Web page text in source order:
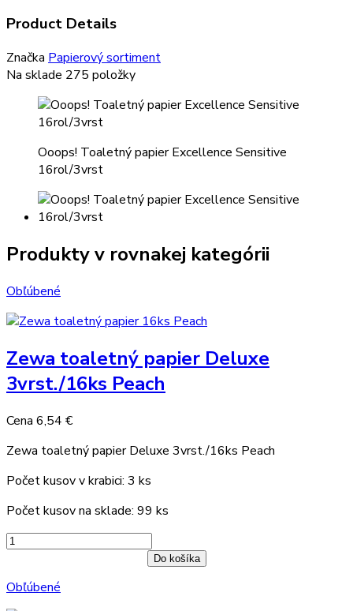
Product Details
Značka Papierový sortiment
Na sklade 275 položky
Ooops! Toaletný papier Excellence Sensitive
16rol/3vrst
Produkty v rovnakej kategórii
Obľúbené
Zewa toaletný papier Deluxe
3vrst./16ks Peach
Cena 6,54 €
Zewa toaletný papier Deluxe 3vrst./16ks Peach
Počet kusov v krabici: 3 ks
Počet kusov na sklade: 99 ks
Do košíka
Obľúbené